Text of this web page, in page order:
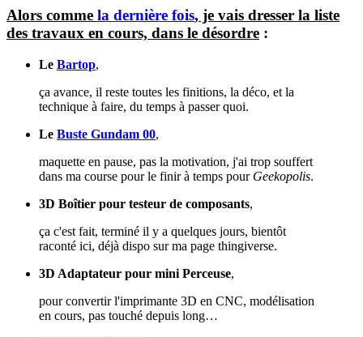
Alors comme la dernière fois, je vais dresser la liste
des travaux en cours, dans le désordre :
Le Bartop,
ça avance, il reste toutes les finitions, la déco, et la
technique à faire, du temps à passer quoi.
Le Buste Gundam 00,
maquette en pause, pas la motivation, j'ai trop souffert
dans ma course pour le finir à temps pour Geekopolis.
3D Boîtier pour testeur de composants,
ça c'est fait, terminé il y a quelques jours, bientôt
raconté ici, déjà dispo sur ma page thingiverse.
3D Adaptateur pour mini Perceuse,
pour convertir l'imprimante 3D en CNC, modélisation
en cours, pas touché depuis long…